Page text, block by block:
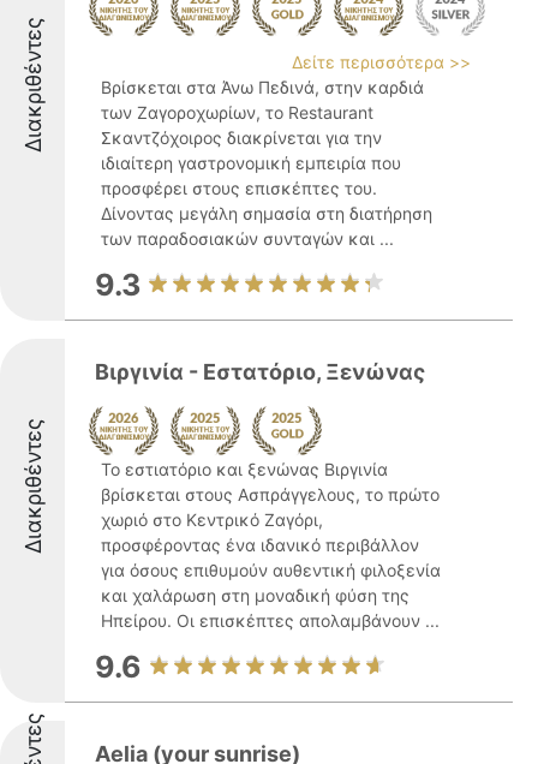
Διακριθέντες
Δείτε περισσότερα >>
Βρίσκεται στα Άνω Πεδινά, στην καρδιά
των Ζαγοροχωρίων, το Restaurant
Σκαντζόχοιρος διακρίνεται για την
ιδιαίτερη γαστρονομική εμπειρία που
προσφέρει στους επισκέπτες του.
Δίνοντας μεγάλη σημασία στη διατήρηση
των παραδοσιακών συνταγών και ...
9.3
Διακριθέντες
Βιργινία - Εστατόριο, Ξενώνας
Το εστιατόριο και ξενώνας Βιργινία
βρίσκεται στους Ασπράγγελους, το πρώτο
χωριό στο Κεντρικό Ζαγόρι,
προσφέροντας ένα ιδανικό περιβάλλον
για όσους επιθυμούν αυθεντική φιλοξενία
και χαλάρωση στη μοναδική φύση της
Ηπείρου. Οι επισκέπτες απολαμβάνουν ...
9.6
Aelia (your sunrise) ️